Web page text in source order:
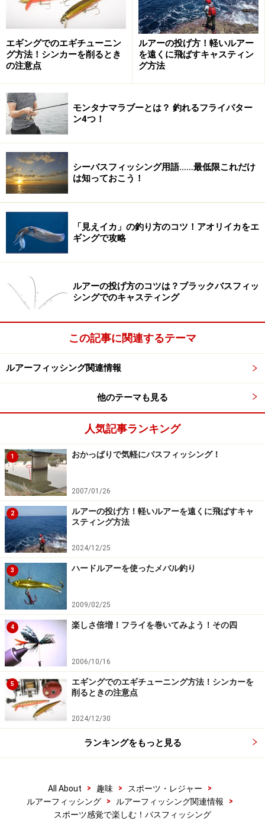
い。その場ですぐに放すことは認められているので、こ
のことは必ず実践してほしい。また、他の人へのブラッ
クバスの譲渡も禁止なので、自分に代わって誰かにリリ
ースしてもらうと規制の対象になる。さらに、県によっ
てはこの方法でのリリースも条例で禁止しているところ
がある。その場合は、素直に釣れたら殺して持ち帰って
食べるしかないので、釣りをしたい地域でどのような条
例を布いているのか調べておいたほうがよいだろう。
最後は、ガイドの記事の読者にはひとりも居ないはずだ
が、ブラックバスをどこからか入手し、湖沼や川などに
放すことは絶対にやってはいけない。ブラックバスが問
題視されるようになったのも、誰かが繰り返した密放流
がひとつの要因になっているのだ。みなさんも釣り場で
こんな光景をみたらなるべく注意してやってほしい。
どれも簡単に守れるはずなので、最低限のルールとして
覚えておこう。もちろん、この釣り自体のルールもたく
さんあるため、そちらは日を改めて紹介したいと思う。
>>まだまだ続きます、ブラックバス編！>>
1/ 2
エギングでのエギチューニン
グ方法！シンカーを削るとき
の注意点
ルアーの投げ方！軽いルアー
を遠くに飛ばすキャスティン
グ方法
モンタナマラブーとは？ 釣れるフライパター
ン4つ！
シーバスフィッシング用語……最低限これだけ
は知っておこう！
「見えイカ」の釣り方のコツ！アオリイカをエ
ギングで攻略
ルアーの投げ方のコツは？ブラックバスフィッ
シングでのキャスティング
この記事に関連するテーマ
ルアーフィッシング関連情報
他のテーマも見る
人気記事ランキング
1 おかっぱりで気軽にバスフィッシング！
2007/01/26
2
ルアーの投げ方！軽いルアーを遠くに飛ばすキャ
スティング方法
2024/12/25
3 ハードルアーを使ったメバル釣り
2009/02/25
4 楽しさ倍増！フライを巻いてみよう！その四
2006/10/16
5
エギングでのエギチューニング方法！シンカーを
削るときの注意点
2024/12/30
ランキングをもっと見る
All About > 趣味 > スポーツ・レジャー
>
ルアーフィッシング
> ルアーフィッシング関連情報
>
スポーツ感覚で楽しむ！バスフィッシング